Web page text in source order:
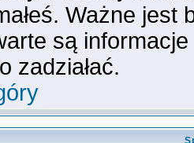
Ważne jest
są
zadziałać.